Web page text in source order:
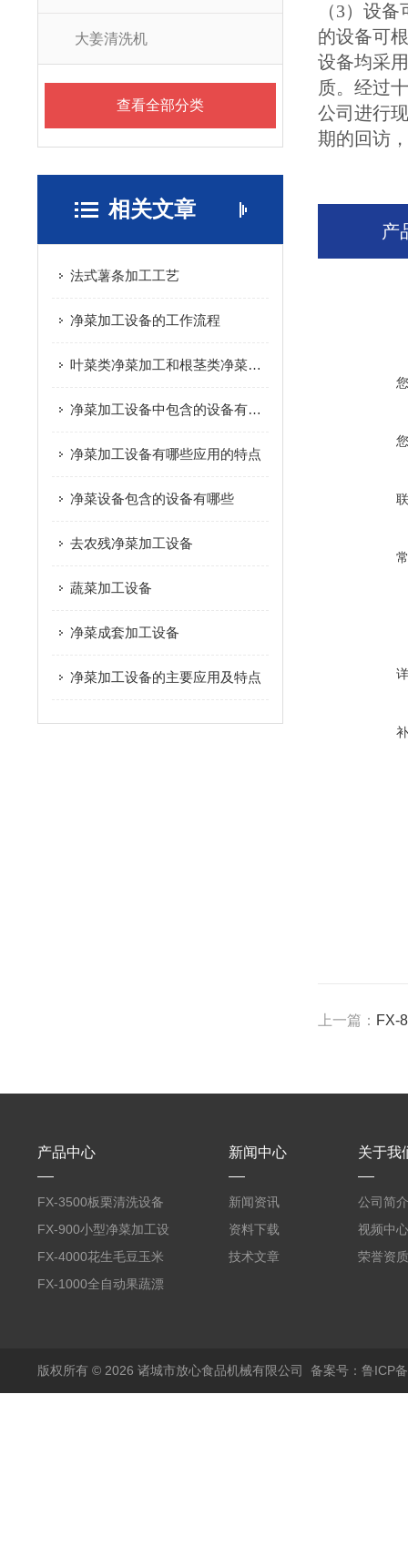
大姜清洗机
查看全部分类
相关文章
法式薯条加工工艺
净菜加工设备的工作流程
叶菜类净菜加工和根茎类净菜加工这个两种模式的区别是什么？
净菜加工设备中包含的设备有哪些
净菜加工设备有哪些应用的特点
净菜设备包含的设备有哪些
去农残净菜加工设备
蔬菜加工设备
净菜成套加工设备
净菜加工设备的主要应用及特点
（3）设
的设备可
设备均采
质。经过
公司进行
期的回访
产
上一篇： FX-
产品中心
FX-3500板栗清洗设备
全自动气泡清洗机
FX-900小型净菜加工设
备野菜清洗机
FX-4000花生毛豆玉米
蒸煮漂烫机
FX-1000全自动果蔬漂
新闻中心
新闻资讯
资料下载
技术文章
关于我
公司简介
视频中心
荣誉资质
版权所有 © 2026 诸城市放心食品机械有限公司 备案号：鲁ICP